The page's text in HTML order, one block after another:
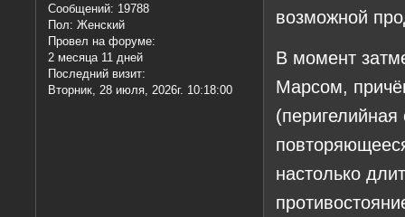
Сообщений: 19788
Пол: Женский
Провел на форуме:
2 месяца 11 дней
Последний визит:
Вторник, 28 июля, 2026г. 10:18:00
возможной
В момент
Марсом,
настолько